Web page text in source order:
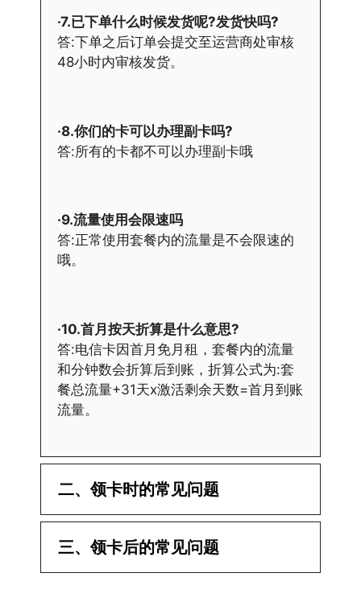
·7.已下单什么时候发货呢?发货快吗?
答:下单之后订单会提交至运营商处审核
48小时内审核发货。
·8.你们的卡可以办理副卡吗?
答:所有的卡都不可以办理副卡哦
·9.流量使用会限速吗
答:正常使用套餐内的流量是不会限速的
哦。
·10.首月按天折算是什么意思?
答:电信卡因首月免月租，套餐内的流量
和分钟数会折算后到账，折算公式为:套
餐总流量+31天x激活剩余天数=首月到账
流量。
二、领卡时的常见问题
·1.已经操作激活了怎么没有网?还不能使
用呢?
三、领卡后的常见问题